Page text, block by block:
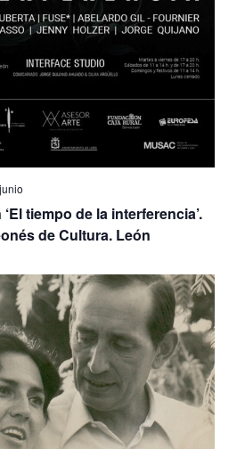
tiempo de la interferencia’.
de Cultura. León